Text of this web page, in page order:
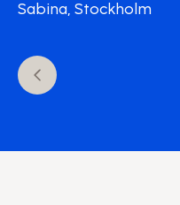
Sabina, Stockholm